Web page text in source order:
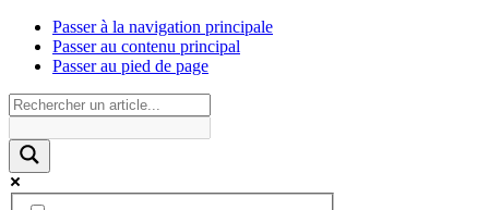
Passer à la navigation principale
Passer au contenu principal
Passer au pied de page